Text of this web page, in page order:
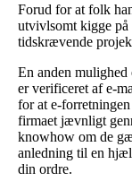
Forud for at folk
utvivlsomt kigge på
tidskrævende
En anden
er verificeret af e-
for at e-
firmaet jævnligt
knowhow om de
anledning til en
din ordre.